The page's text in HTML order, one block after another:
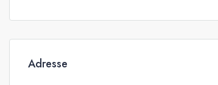
Adresse